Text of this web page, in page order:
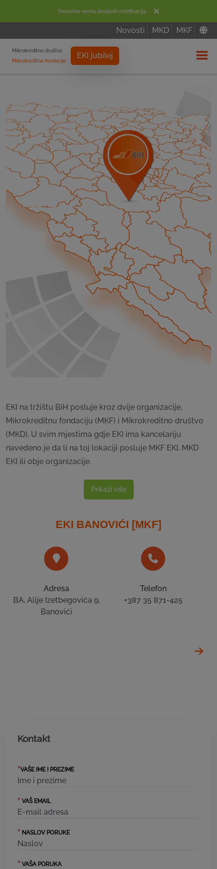
Trenutno nema dodanih notifikacija
Novosti MKD MKF
Mikrokreditno društvo
Mikrokreditna fondacija
EKI jubilej
EKI na tržištu BiH posluje kroz dvije organizacije,
Mikrokreditnu fondaciju (MKF) i Mikrokreditno društvo
(MKD). U svim mjestima gdje EKI ima kancelariju
navedeno je da li na toj lokaciji posluje MKF EKI, MKD
EKI ili obje organizacije.
Prikaži više
EKI BANOVIĆI [MKF]
Adresa
BA, Alije Izetbegovića 9,
Banovići
Telefon
+387 35 871-425
Kontakt
*VAŠE IME I PREZIME
* VAŠ EMAIL
* NASLOV PORUKE
* VAŠA PORUKA